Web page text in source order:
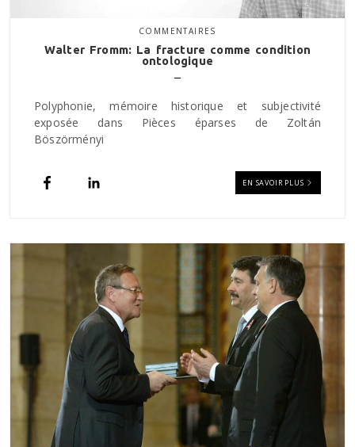
COMMENTAIRES
Walter Fromm: La fracture comme condition
ontologique
Polyphonie, mémoire historique et subjectivité
exposée dans Pièces éparses de Zoltán
Böszörményi
EN SAVOIR PLUS